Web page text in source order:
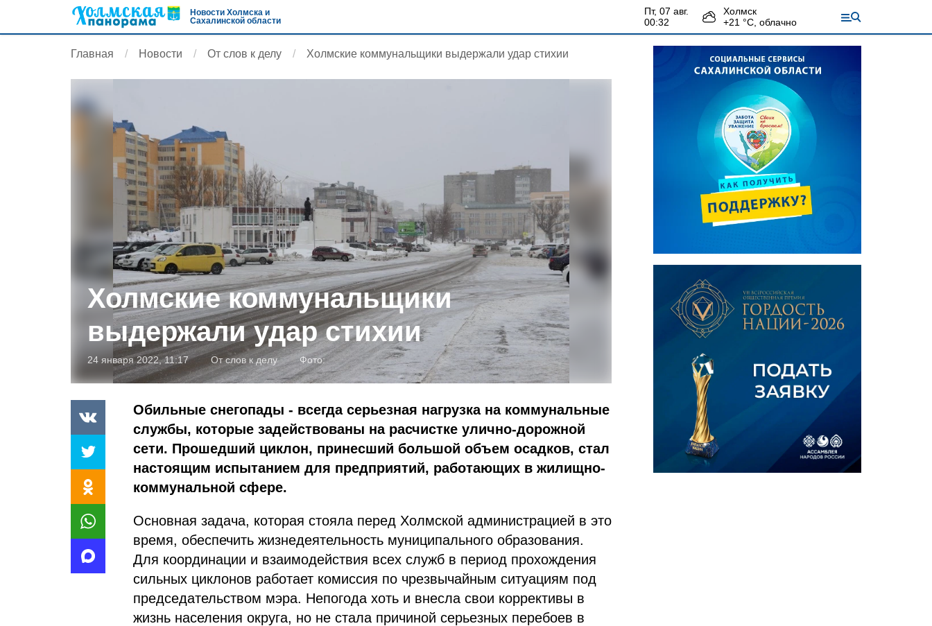
Новости Холмска и
Сахалинской области
пт, 07 авг.
00:32
Холмск
+21 °С, облачно
Главная Новости От слов к делу Холмские коммунальщики выдержали удар стихии
Холмские коммунальщики
выдержали удар стихии
24 января 2022, 11:17 От слов к делу Фото:
Обильные снегопады - всегда серьезная нагрузка на коммунальные
службы, которые задействованы на расчистке улично-дорожной
сети. Прошедший циклон, принесший большой объем осадков, стал
настоящим испытанием для предприятий, работающих в жилищно-
коммунальной сфере.
Основная задача, которая стояла перед Холмской администрацией в это
время, обеспечить жизнедеятельность муниципального образования.
Для координации и взаимодействия всех служб в период прохождения
сильных циклонов работает комиссия по чрезвычайным ситуациям под
председательством мэра. Непогода хоть и внесла свои коррективы в
жизнь населения округа, но не стала причиной серьезных перебоев в